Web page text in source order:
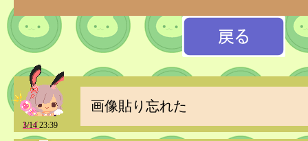
画像貼り忘れた
レイ
3/14 23:39